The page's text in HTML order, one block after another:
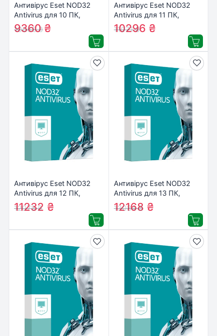
Антивірус Eset NOD32
Antivirus для 10 ПК,
лицензия на 2year
(16_10_2)
10065₴
9360₴
Антивірус Eset NOD32
Antivirus для 11 ПК,
лицензия на 2year
(16_11_2)
11071₴
10296 ₴
Антивірус Eset NOD32
Antivirus для 12 ПК,
лицензия на 2year
(16_12_2)
12078₴
11232 ₴
Антивірус Eset NOD32
Antivirus для 13 ПК,
лицензия на 2year
(16_13_2)
13084₴
12168 ₴